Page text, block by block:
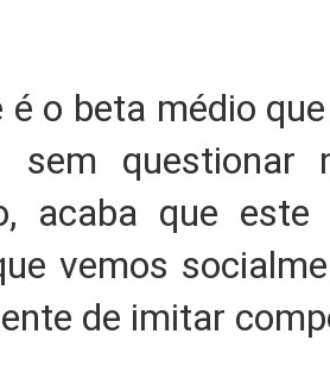
é o beta médio
sem questionar
acaba que
vemos
de imitar